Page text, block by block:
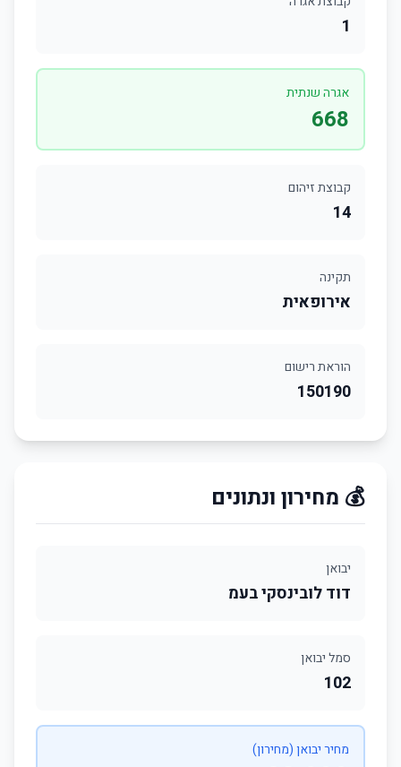
1
אגרה שנתית
668
קבוצת זיהום
14
תקינה
אירופאית
הוראת רישום
150190
💰 מחירון ונתונים
יבואן
דוד לובינסקי בעמ
סמל יבואן
102
מחיר יבואן (מחירון)